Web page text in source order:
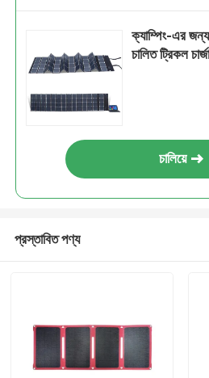
ক্যাম্পিং-এর
চালিত ট্রিকল
চালিয়ে
প্রস্তাবিত পণ্য